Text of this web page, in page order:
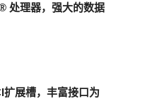
处理器，强大的数据
展槽，丰富接口为